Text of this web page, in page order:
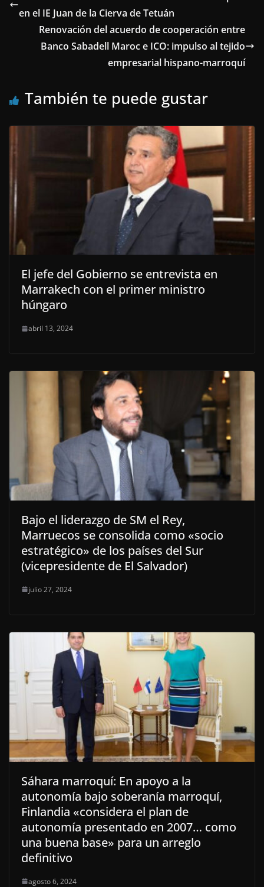
en el IE Juan de la Cierva de Tetuán
Renovación del acuerdo de cooperación entre
Banco Sabadell Maroc e ICO: impulso al tejido
empresarial hispano-marroquí
También te puede gustar
El jefe del Gobierno se entrevista en
Marrakech con el primer ministro
húngaro
abril 13, 2024
Bajo el liderazgo de SM el Rey,
Marruecos se consolida como «socio
estratégico» de los países del Sur
(vicepresidente de El Salvador)
julio 27, 2024
Sáhara marroquí: En apoyo a la
autonomía bajo soberanía marroquí,
Finlandia «considera el plan de
autonomía presentado en 2007… como
una buena base» para un arreglo
definitivo
agosto 6, 2024